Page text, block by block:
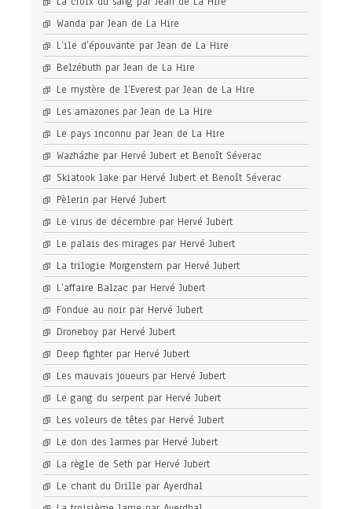
Wanda par Jean de La Hire
L’ile d’épouvante par Jean de La Hire
Belzébuth par Jean de La Hire
Le mystère de l’Everest par Jean de La Hire
Les amazones par Jean de La Hire
Le pays inconnu par Jean de La Hire
Wazházhe par Hervé Jubert et Benoît Séverac
Skiatook lake par Hervé Jubert et Benoît Séverac
Pèlerin par Hervé Jubert
Le virus de décembre par Hervé Jubert
Le palais des mirages par Hervé Jubert
La trilogie Morgenstern par Hervé Jubert
L’affaire Balzac par Hervé Jubert
Fondue au noir par Hervé Jubert
Droneboy par Hervé Jubert
Deep fighter par Hervé Jubert
Les mauvais joueurs par Hervé Jubert
Le gang du serpent par Hervé Jubert
Les voleurs de têtes par Hervé Jubert
Le don des larmes par Hervé Jubert
La règle de Seth par Hervé Jubert
Le chant du Drille par Ayerdhal